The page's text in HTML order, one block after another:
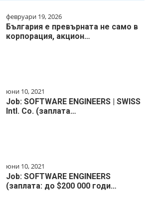
февруари 19, 2026
България е превърната не само в
корпорация, акцион…
юни 10, 2021
Job: SOFTWARE ENGINEERS | SWISS
Intl. Co. (заплата…
юни 10, 2021
Job: SOFTWARE ENGINEERS
(заплата: до $200 000 годи…